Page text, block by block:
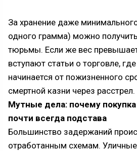
За хранение даже
одного грамма) можно
тюрьмы. Если же вес
вступают статьи о торговле,
начинается от пожизненного
смертной казни через расстрел.
Мутные дела: почему покупка
почти всегда подстава
Большинство задержаний
отработанным схемам.